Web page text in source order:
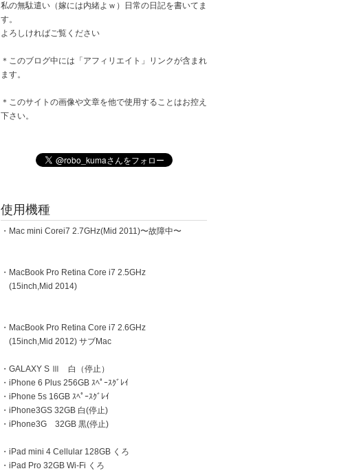
私の無駄遣い（嫁には内緒よｗ）日常の日記を書いてま
す。
よろしければご覧ください
＊このブログ中には「アフィリエイト」リンクが含まれ
ます。
＊このサイトの画像や文章を他で使用することはお控え
下さい。
使用機種
・Mac mini Corei7 2.7GHz(Mid 2011)〜故障中〜
・MacBook Pro Retina Core i7 2.5GHz
(15inch,Mid 2014)
・MacBook Pro Retina Core i7 2.6GHz
(15inch,Mid 2012) サブMac
・GALAXY S Ⅲ 白（停止）
・iPhone 6 Plus 256GB ｽﾍﾟｰｽｸﾞﾚｲ
・iPhone 5s 16GB ｽﾍﾟｰｽｸﾞﾚｲ
・iPhone3GS 32GB 白(停止)
・iPhone3G 32GB 黒(停止)
・iPad mini 4 Cellular 128GB くろ
・iPad Pro 32GB Wi-Fi くろ